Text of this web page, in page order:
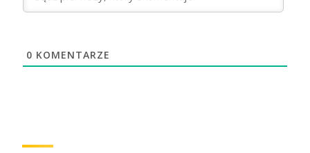
0 KOMENTARZE